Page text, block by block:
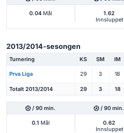
0.04Mål
1.62
Innsluppet
2013/2014-sesongen
Turnering KS SM IM
Prva Liga 29 3 18
Totalt 2013/2014 29 3 18
/ 90 min. / 90 min.
0.1 Mål
0.62
Innsluppet